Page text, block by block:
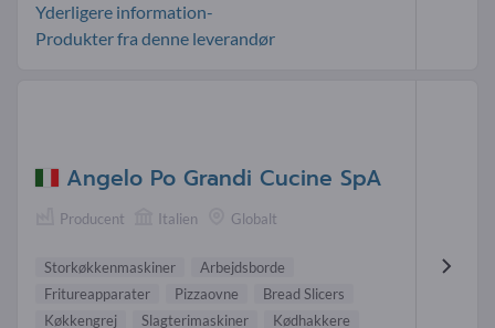
Yderligere information-
Produkter fra denne leverandør
Angelo Po Grandi Cucine SpA
Producent Italien Globalt
Storkøkkenmaskiner
Arbejdsborde
Fritureapparater
Pizzaovne
Bread Slicers
Køkkengrej
Slagterimaskiner
Kødhakkere